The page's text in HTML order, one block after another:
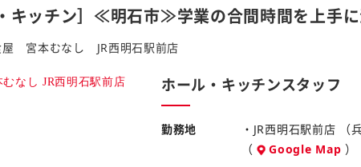
・キッチン］≪明石市≫学業の合間時間を上手
屋 宮本むなし JR西明石駅前店
ホール・キッチンスタッフ
勤務地
・JR西明石駅前店
（
Google Map ）